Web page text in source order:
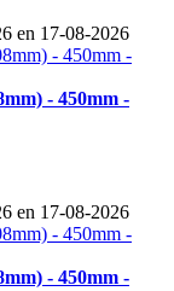
en 17-08-2026
- 450mm -
en 17-08-2026
- 450mm -